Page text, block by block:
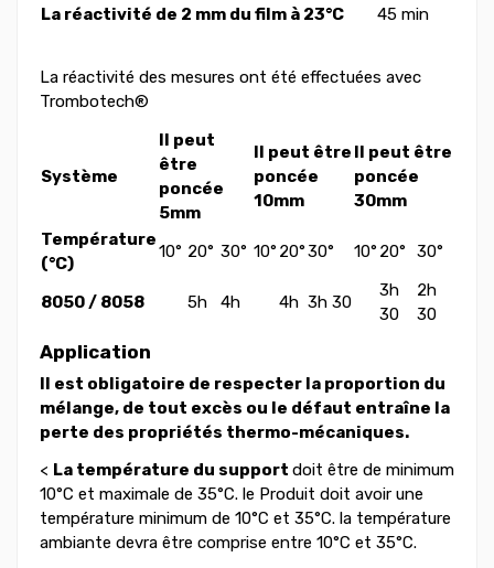
La réactivité de 2 mm du film à 23°C
45 min
La réactivité des mesures ont été effectuées avec
Trombotech®
Système
Il peut
être
poncée
5mm
Il peut être
poncée
10mm
Il peut être
poncée
30mm
Température
(°C)
10° 20° 30° 10° 20°30° 10° 20° 30°
8050 / 8058 5h 4h 4h 3h 30
3h
30
2h
30
Application
Il est obligatoire de respecter la proportion du
mélange, de tout excès ou le défaut entraîne la
perte des propriétés thermo-mécaniques.
< La température du support doit être de minimum
10°C et maximale de 35°C. le Produit doit avoir une
température minimum de 10°C et 35°C. la température
ambiante devra être comprise entre 10°C et 35°C.